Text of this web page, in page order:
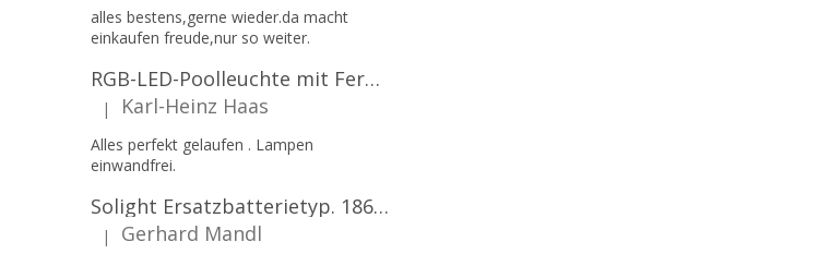
alles bestens,gerne wieder.da macht
einkaufen freude,nur so weiter.
RGB-LED-Poolleuchte mit Fernbedienung, 12W, 1260lm, PAR56, 12V, 1+1 gratis!
Die Produktbewertung beträgt 5 von 5 Sternen.
| Karl-Heinz Haas
Alles perfekt gelaufen . Lampen
einwandfrei.
Solight Ersatzbatterietyp. 18650, 3,7 V, Li-Ion, 2200 mAh [WN900]
Die Produktbewertung beträgt 5 von 5 Sternen.
| Gerhard Mandl